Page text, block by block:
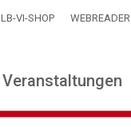
LB-VI-SHOP WEBREADER
Veranstaltungen